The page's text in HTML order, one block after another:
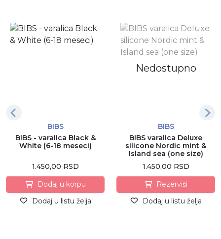
BIBS
BIBS - varalica Black &
White (6-18 meseci)
1.450,00 RSD
Dodaj u korpu
Dodaj u listu želja
Nedostupno
BIBS
BIBS varalica Deluxe
silicone Nordic mint &
Island sea (one size)
1.450,00 RSD
Rezerviši
Dodaj u listu želja